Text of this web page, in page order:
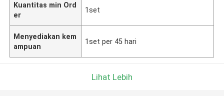
Kuantitas min Ord
er
1set
Menyediakan kem
ampuan
1set per 45 hari
Lihat Lebih